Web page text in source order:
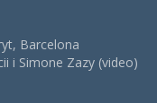
Barcelona
i Simone Zazy (video)